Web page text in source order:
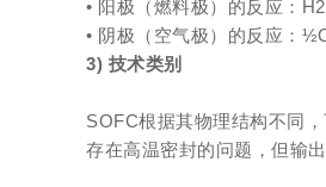
• 阳极（燃料极）的反应：
• 阴极（空气极）的反应：
3) 技术类别
SOFC根据其物理结构不同
存在高温密封的问题，但输